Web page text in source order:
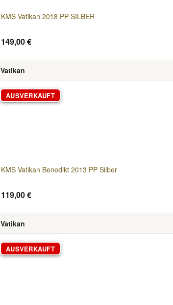
KMS Vatikan 2018 PP SILBER
149,00 €
Vatikan
AUSVERKAUFT
KMS Vatikan Benedikt 2013 PP Silber
119,00 €
Vatikan
AUSVERKAUFT